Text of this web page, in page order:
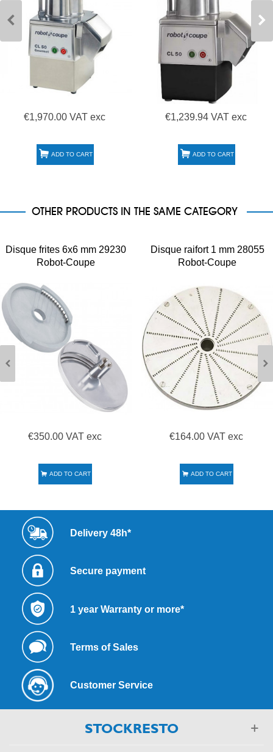
€1,970.00 VAT exc
ADD TO CART
€1,239.94 VAT exc
ADD TO CART
OTHER PRODUCTS IN THE SAME CATEGORY
Disque frites 6x6 mm 29230
Robot-Coupe
€350.00 VAT exc
ADD TO CART
Disque raifort 1 mm 28055
Robot-Coupe
€164.00 VAT exc
ADD TO CART
Delivery 48h*
Secure payment
1 year Warranty or more*
Terms of Sales
Customer Service
STOCKRESTO